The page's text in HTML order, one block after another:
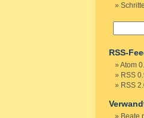
RSS-
Atom
RSS
RSS
Beate